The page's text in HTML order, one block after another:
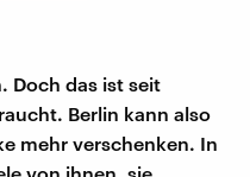
Doch das ist seit
Berlin kann also
mehr verschenken. In